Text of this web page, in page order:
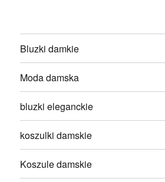
Bluzki damkie
Moda damska
bluzki eleganckie
koszulki damskie
Koszule damskie